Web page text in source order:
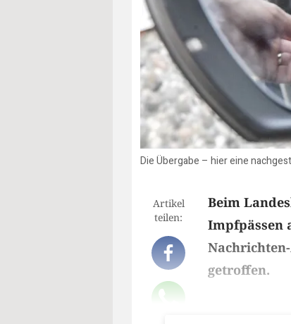
Die Übergabe – hier eine
Artikel
teilen:
Beim
Impfpässen
getroffen.